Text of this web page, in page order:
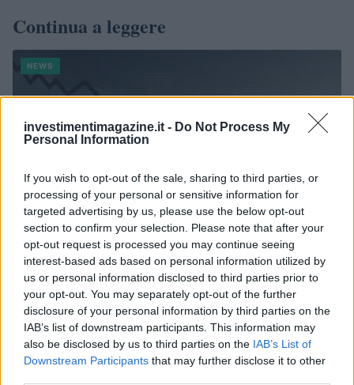
investimentimagazine.it - Do Not Process My
Personal Information
If you wish to opt-out of the sale, sharing to third parties, or
processing of your personal or sensitive information for
targeted advertising by us, please use the below opt-out
section to confirm your selection. Please note that after your
opt-out request is processed you may continue seeing
interest-based ads based on personal information utilized by
us or personal information disclosed to third parties prior to
your opt-out. You may separately opt-out of the further
disclosure of your personal information by third parties on the
IAB’s list of downstream participants. This information may
also be disclosed by us to third parties on the IAB’s List of
Downstream Participants that may further disclose it to other
Continua a leggere
NEWS
Petrolio in calo, Brent a 88.9 USD dopo un ribasso del 8.3%
Andrea Innocenti · 7 Ago 2026
NEWS